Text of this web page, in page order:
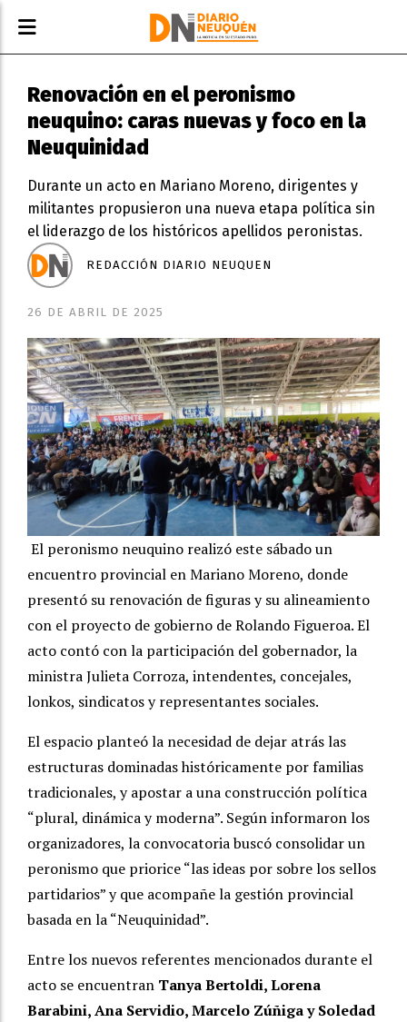
Renovación en el peronismo
neuquino: caras nuevas y foco en la
Neuquinidad
Durante un acto en Mariano Moreno, dirigentes y
militantes propusieron una nueva etapa política sin
el liderazgo de los históricos apellidos peronistas.
26 DE ABRIL DE 2025
REDACCIÓN DIARIO NEUQUEN
El peronismo neuquino realizó este sábado un
encuentro provincial en Mariano Moreno, donde
presentó su renovación de figuras y su alineamiento
con el proyecto de gobierno de Rolando Figueroa. El
acto contó con la participación del gobernador, la
ministra Julieta Corroza, intendentes, concejales,
lonkos, sindicatos y representantes sociales.
El espacio planteó la necesidad de dejar atrás las
estructuras dominadas históricamente por familias
tradicionales, y apostar a una construcción política
“plural, dinámica y moderna”. Según informaron los
organizadores, la convocatoria buscó consolidar un
peronismo que priorice “las ideas por sobre los sellos
partidarios” y que acompañe la gestión provincial
basada en la “Neuquinidad”.
Entre los nuevos referentes mencionados durante el
acto se encuentran Tanya Bertoldi, Lorena
Barabini, Ana Servidio, Marcelo Zúñiga y Soledad